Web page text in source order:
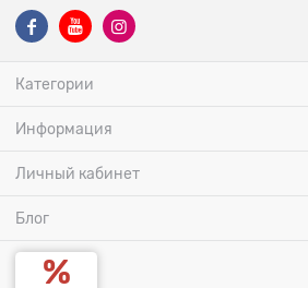
Категории
Информация
Личный кабинет
Блог